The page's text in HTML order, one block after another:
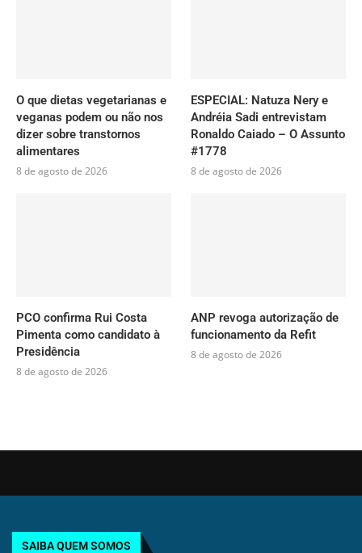
O que dietas vegetarianas e
veganas podem ou não nos
dizer sobre transtornos
alimentares
8 de agosto de 2026
ESPECIAL: Natuza Nery e
Andréia Sadi entrevistam
Ronaldo Caiado – O Assunto
#1778
8 de agosto de 2026
PCO confirma Rui Costa
Pimenta como candidato à
Presidência
8 de agosto de 2026
ANP revoga autorização de
funcionamento da Refit
8 de agosto de 2026
SAIBA QUEM SOMOS